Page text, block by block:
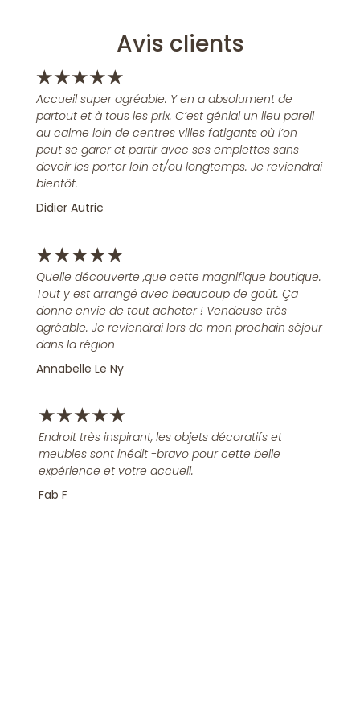
Avis clients
★★★★★
Accueil super agréable. Y en a absolument de
partout et à tous les prix. C’est génial un lieu pareil
au calme loin de centres villes fatigants où l’on
peut se garer et partir avec ses emplettes sans
devoir les porter loin et/ou longtemps. Je reviendrai
bientôt.
Didier Autric
★★★★★
Quelle découverte ,que cette magnifique boutique.
Tout y est arrangé avec beaucoup de goût. Ça
donne envie de tout acheter ! Vendeuse très
agréable. Je reviendrai lors de mon prochain séjour
dans la région
Annabelle Le Ny
★★★★★
Endroit très inspirant, les objets décoratifs et
meubles sont inédit -bravo pour cette belle
expérience et votre accueil.
Fab F